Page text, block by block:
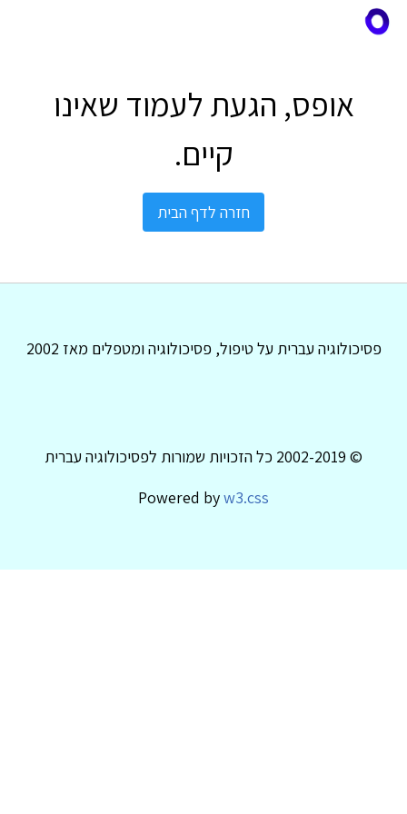
אופס, הגעת לעמוד שאינו
קיים.
חזרה לדף הבית
פסיכולוגיה עברית על טיפול, פסיכולוגיה ומטפלים מאז 2002
© 2002-2019 כל הזכויות שמורות לפסיכולוגיה עברית
Powered byw3.css